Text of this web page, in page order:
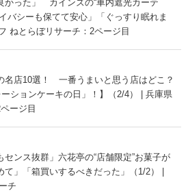
かった」 カインズの“車内遮光カーテ
バシーも保てて安心」「ぐっすり眠れま
ねとらぼリサーチ：2ページ目
名店10選！ 一番うまいと思う店はどこ？
ーションケーキの日」！】（2/4） | 兵庫県
ージ目
センス抜群」六花亭の“店舗限定”お菓子が
」「箱買いするべきだった」（1/2） |
チ